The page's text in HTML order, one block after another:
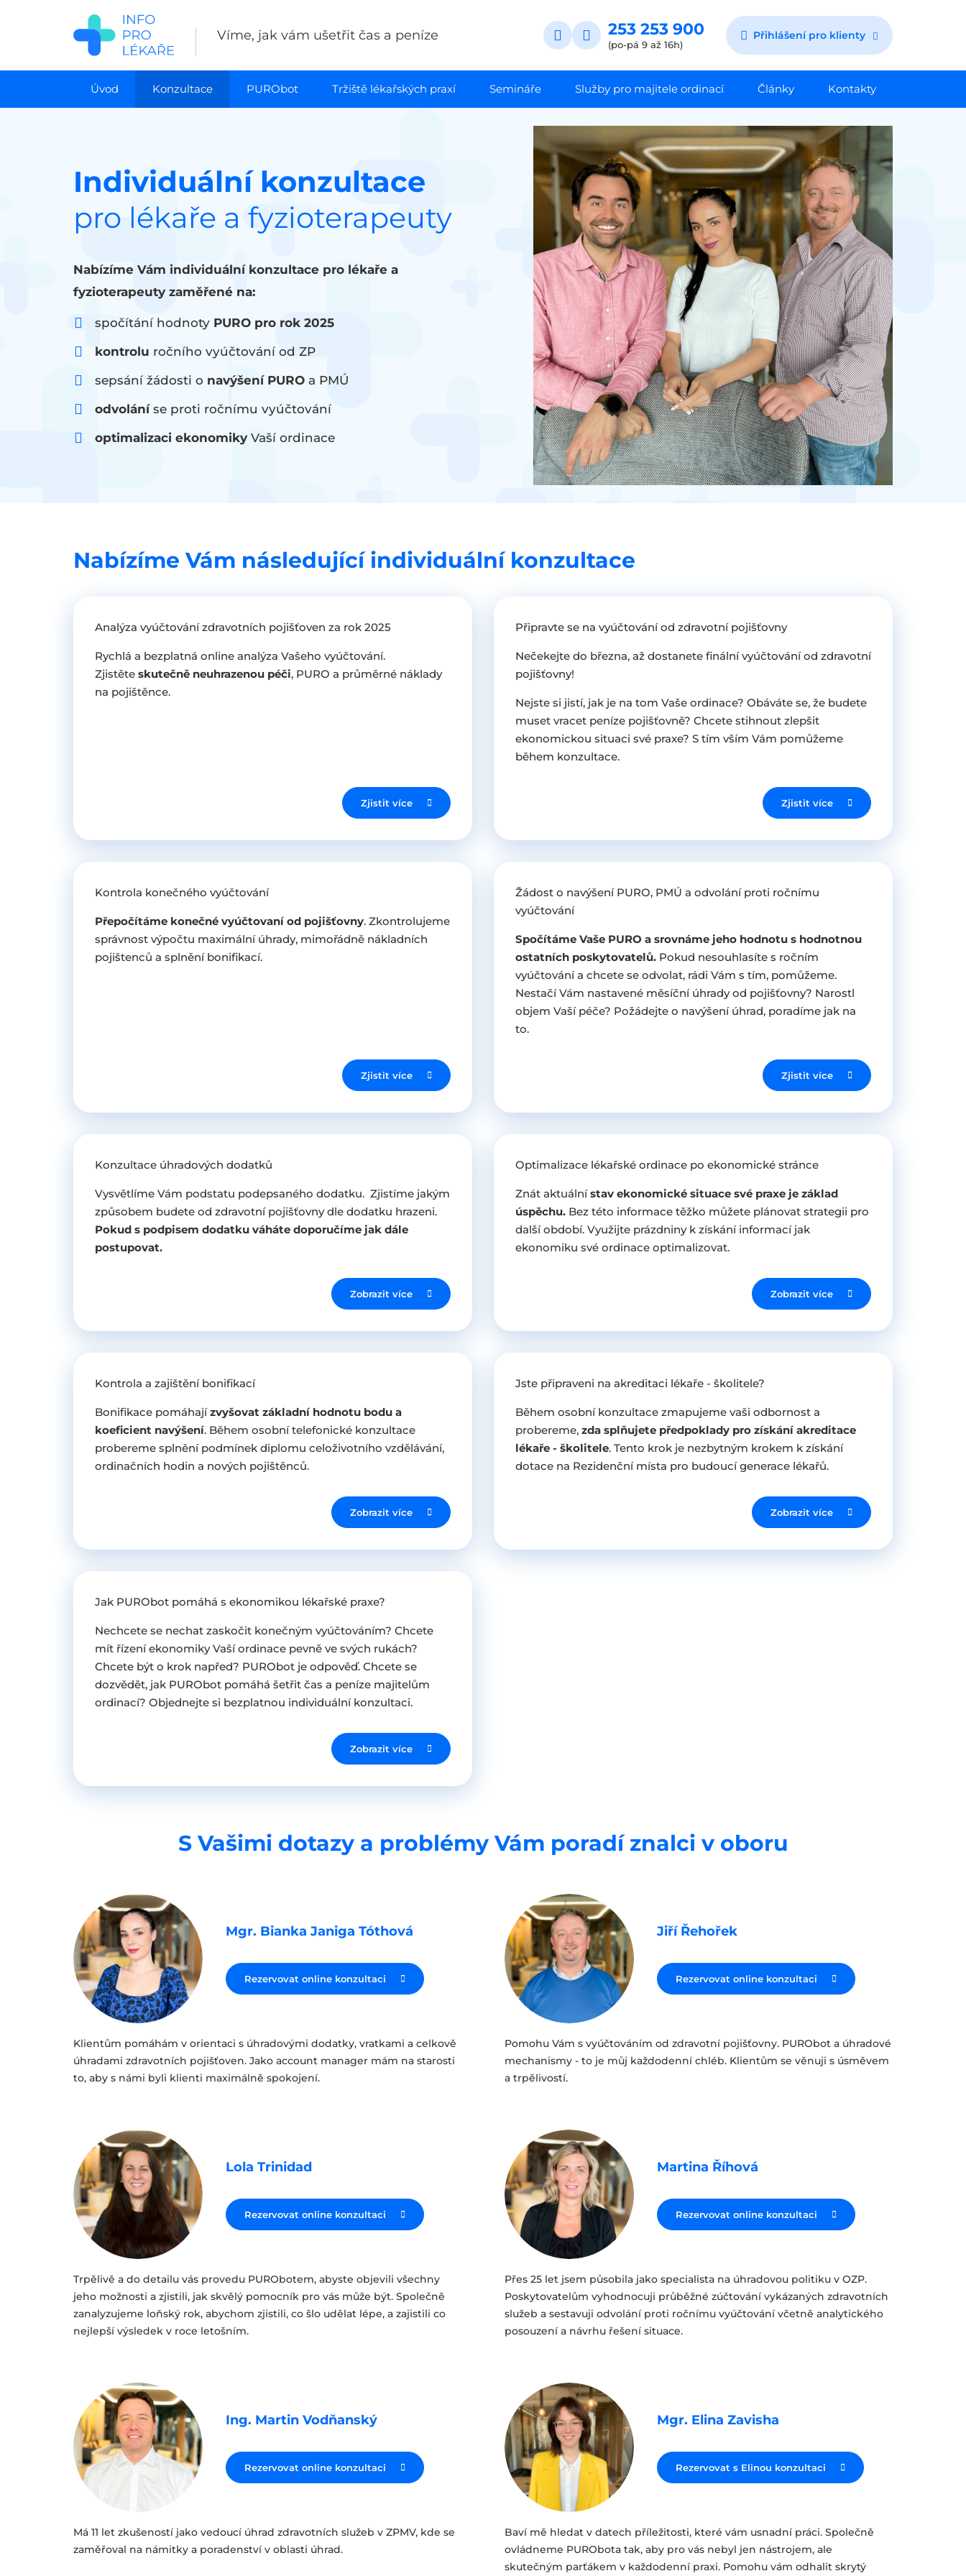
Víme, jak vám ušetřit čas a peníze 253 253 900
(po-pá 9 až 16h)
Přihlášení pro klienty
Úvod Konzultace PURObot Tržiště lékařských praxí Semináře Služby pro majitele ordinací Články Kontakty
Individuální konzultace
pro lékaře a fyzioterapeuty
Nabízíme Vám individuální konzultace pro lékaře a
fyzioterapeuty zaměřené na:
spočítání hodnoty PURO pro rok 2025
kontrolu ročního vyúčtování od ZP
sepsání žádosti o navýšení PURO a PMÚ
odvoláníse proti ročnímu vyúčtování
optimalizaci ekonomiky Vaší ordinace
Nabízíme Vám následující individuální konzultace
Analýza vyúčtování zdravotních pojišťoven za rok 2025
Rychlá a bezplatná online analýza Vašeho vyúčtování.
Zjistěte skutečně neuhrazenou péči, PURO a průměrné náklady
na pojištěnce.
Zjistit více
Připravte se na vyúčtování od zdravotní pojišťovny
Nečekejte do března, až dostanete finální vyúčtování od zdravotní
pojišťovny!
Nejste si jistí, jak je na tom Vaše ordinace? Obáváte se, že budete
muset vracet peníze pojišťovně? Chcete stihnout zlepšit
ekonomickou situaci své praxe? S tím vším Vám pomůžeme
během konzultace.
Zjistit více
Kontrola konečného vyúčtování
Přepočítáme konečné vyúčtovaní od pojišťovny. Zkontrolujeme
správnost výpočtu maximální úhrady, mimořádně nákladních
pojištenců a splnění bonifikací.
Zjistit více
Žádost o navýšení PURO, PMÚ a odvolání proti ročnímu
vyúčtování
Spočítáme Vaše PURO a srovnáme jeho hodnotu s hodnotnou
ostatních poskytovatelů. Pokud nesouhlasíte s ročním
vyúčtování a chcete se odvolat, rádi Vám s tím, pomůžeme.
Nestačí Vám nastavené měsíční úhrady od pojišťovny? Narostl
objem Vaší péče? Požádejte o navýšení úhrad, poradíme jak na
to.
Zjistit více
Konzultace úhradových dodatků
Vysvětlíme Vám podstatu podepsaného dodatku. Zjistíme jakým
způsobem budete od zdravotní pojišťovny dle dodatku hrazeni.
Pokud s podpisem dodatku váháte doporučíme jak dále
postupovat.
Zobrazit více
Optimalizace lékařské ordinace po ekonomické stránce
Znát aktuálnístav ekonomické situace své praxe je základ
úspěchu. Bez této informace těžko můžete plánovat strategii pro
další období. Využijte prázdniny k získání informací jak
ekonomiku své ordinace optimalizovat.
Zobrazit více
Kontrola a zajištění bonifikací
Bonifikace pomáhajízvyšovat základní hodnotu bodu a
koeficient navýšení. Během osobní telefonické konzultace
probereme splnění podmínek diplomu celoživotního vzdělávání,
ordinačních hodin a nových pojištěnců.
Zobrazit více
Jste připraveni na akreditaci lékaře - školitele?
Během osobní konzultace zmapujeme vaši odbornost a
probereme, zda splňujete předpoklady pro získání akreditace
lékaře - školitele. Tento krok je nezbytným krokem k získání
dotace na Rezidenční místa pro budoucí generace lékařů.
Zobrazit více
Jak PURObot pomáhá s ekonomikou lékařské praxe?
Nechcete se nechat zaskočit konečným vyúčtováním? Chcete
mít řízení ekonomiky Vaší ordinace pevně ve svých rukách?
Chcete být o krok napřed? PURObot je odpověď. Chcete se
dozvědět, jak PURObot pomáhá šetřit čas a peníze majitelům
ordinací? Objednejte si bezplatnou individuální konzultaci.
Zobrazit více
S Vašimi dotazy a problémy Vám poradí znalci v oboru
Mgr. Bianka Janiga Tóthová
Rezervovat online konzultaci
Klientům pomáhám v orientaci s úhradovými dodatky, vratkami a celkově
úhradami zdravotních pojišťoven. Jako account manager mám na starosti
to, aby s námi byli klienti maximálně spokojení.
Jiří Řehořek
Rezervovat online konzultaci
Pomohu Vám s vyúčtováním od zdravotní pojišťovny. PURObot a úhradové
mechanismy - to je můj každodenní chléb. Klientům se věnuji s úsměvem
a trpělivostí.
Lola Trinidad
Rezervovat online konzultaci
Trpělivě a do detailu vás provedu PURObotem, abyste objevili všechny
jeho možnosti a zjistili, jak skvělý pomocník pro vás může být. Společně
zanalyzujeme loňský rok, abychom zjistili, co šlo udělat lépe, a zajistili co
nejlepší výsledek v roce letošním.
Martina Říhová
Rezervovat online konzultaci
Přes 25 let jsem působila jako specialista na úhradovou politiku v OZP.
Poskytovatelům vyhodnocuji průběžné zúčtování vykázaných zdravotních
služeb a sestavuji odvolání proti ročnímu vyúčtování včetně analytického
posouzení a návrhu řešení situace.
Ing. Martin Vodňanský
Rezervovat online konzultaci
Má 11 let zkušeností jako vedoucí úhrad zdravotních služeb v ZPMV, kde se
zaměřoval na námitky a poradenství v oblasti úhrad.
Mgr. Elina Zavisha
Rezervovat s Elinou konzultaci
Baví mě hledat v datech příležitosti, které vám usnadní práci. Společně
ovládneme PURObota tak, aby pro vás nebyl jen nástrojem, ale
skutečným parťákem v každodenní praxi. Pomohu vám odhalit skrytý